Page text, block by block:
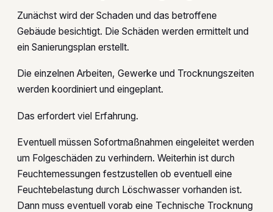
Zunächst wird der Schaden und das betroffene
Gebäude besichtigt. Die Schäden werden ermittelt und
ein Sanierungsplan erstellt.
Die einzelnen Arbeiten, Gewerke und Trocknungszeiten
werden koordiniert und eingeplant.
Das erfordert viel Erfahrung.
Eventuell müssen Sofortmaßnahmen eingeleitet werden
um Folgeschäden zu verhindern. Weiterhin ist durch
Feuchtemessungen festzustellen ob eventuell eine
Feuchtebelastung durch Löschwasser vorhanden ist.
Dann muss eventuell vorab eine Technische Trocknung